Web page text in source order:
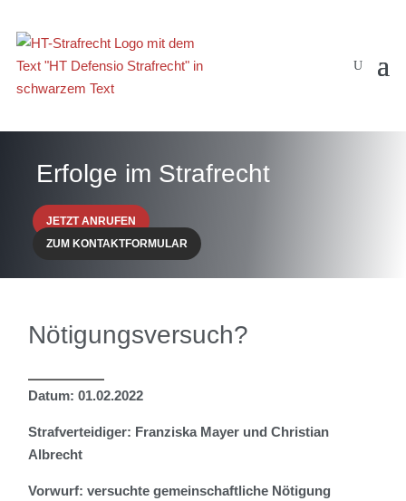
Erfolge im Strafrecht
JETZT ANRUFEN
ZUM KONTAKTFORMULAR
Nötigungsversuch?
Datum: 01.02.2022
Strafverteidiger: Franziska Mayer und Christian
Albrecht
Vorwurf: versuchte gemeinschaftliche Nötigung